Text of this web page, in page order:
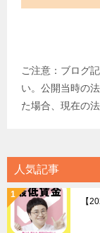
ご注意：ブログ
い。公開当時の
た場合、現在の
人気記事
【